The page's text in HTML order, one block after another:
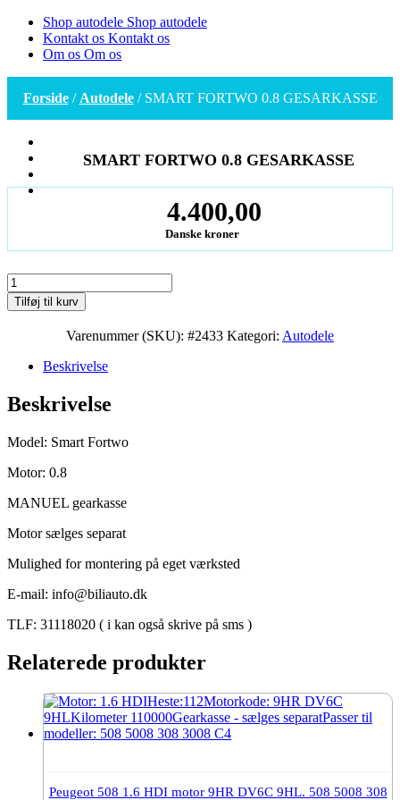
Shop autodele Shop autodele
Kontakt os Kontakt os
Om os Om os
Forside/ Autodele/ SMART FORTWO 0.8 GESARKASSE
SMART FORTWO 0.8 GESARKASSE
4.400,00
Danske kroner
SMART
FORTWO
0.8
GESARKASSE
Tilføj til kurv
Varenummer (SKU): #2433 Kategori: Autodele
Beskrivelse
Beskrivelse
Model: Smart Fortwo
Motor: 0.8
MANUEL gearkasse
Motor sælges separat
Mulighed for montering på eget værksted
E-mail: info@biliauto.dk
TLF: 31118020 ( i kan også skrive på sms )
Relaterede produkter
Peugeot 508 1.6 HDI motor 9HR DV6C 9HL. 508 5008 308